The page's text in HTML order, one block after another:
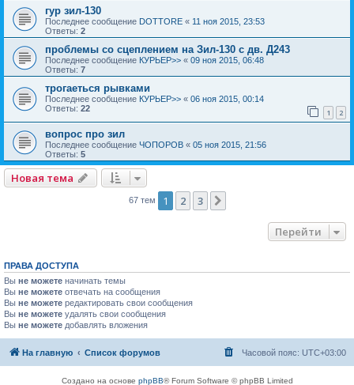
гур зил-130
Последнее сообщение DOTTORE « 11 ноя 2015, 23:53
Ответы: 2
проблемы со сцеплением на Зил-130 с дв. Д243
Последнее сообщение КУРЬЕР>> « 09 ноя 2015, 06:48
Ответы: 7
трогаеться рывками
Последнее сообщение КУРЬЕР>> « 06 ноя 2015, 00:14
Ответы: 22 1 2
вопрос про зил
Последнее сообщение ЧОПОРОВ « 05 ноя 2015, 21:56
Ответы: 5
Новая тема
67 тем 1 2 3
Перейти
ПРАВА ДОСТУПА
Вы не можете начинать темы
Вы не можете отвечать на сообщения
Вы не можете редактировать свои сообщения
Вы не можете удалять свои сообщения
Вы не можете добавлять вложения
На главную Список форумов Часовой пояс: UTC+03:00
Создано на основе phpBB® Forum Software © phpBB Limited